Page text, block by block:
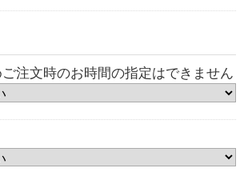
注文時のお時間の指定はできません